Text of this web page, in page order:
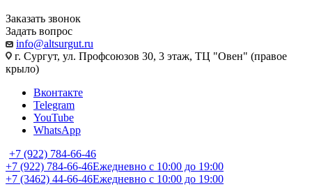
Заказать звонок
Задать вопрос
info@altsurgut.ru
г. Сургут, ул. Профсоюзов 30, 3 этаж, ТЦ "Овен" (правое
крыло)
Вконтакте
Telegram
YouTube
WhatsApp
+7 (922) 784-66-46
+7 (922) 784-66-46Ежедневно с 10:00 до 19:00
+7 (3462) 44-66-46Ежедневно с 10:00 до 19:00